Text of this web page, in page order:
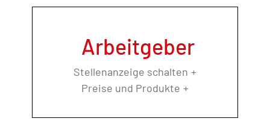
Arbeitgeber
Stellenanzeige schalten
Preise und Produkte